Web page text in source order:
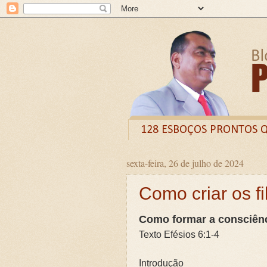
128 ESBOÇOS PRONTOS
Odysee
Livro
CURSO DE FORMAÇÃO
Guia prático: Como
sexta-feira, 26 de julho de 2024
Como criar os
Como formar a
Texto Efésios 6:1-4
Introdução